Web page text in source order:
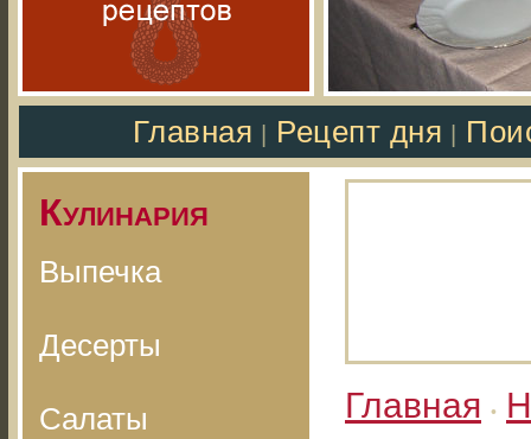
Главная Рецепт дня
Кулинария
Выпечка
Десерты
Салаты Главная •